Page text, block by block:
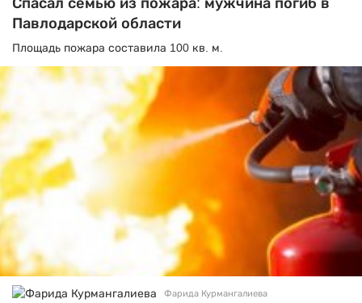
Спасал семью из пожара: мужчина погиб в
Павлодарской области
Площадь пожара составила 100 кв. м.
Фарида Курмангалиева